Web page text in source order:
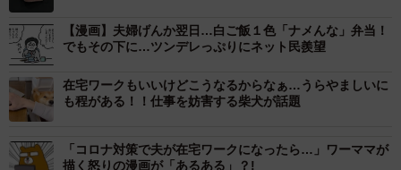
貯金なくなるけどねw」とコメントしています。
「（嫁はんとは）普段からこんなことばかりやっていま
す。いつも2人で笑わせ合ったりふざけたりしております」
と話すゆうさん。「今は新型コロナウイルスで暗いニュー
たいですね」
【漫画】夫婦げんか翌日…白ご飯１色「ナメんな」弁当！
でもその下に…ツンデレっぷりにネット民羨望
在宅ワークもいいけどこうなるからなぁ…うらやましいに
も程がある！！仕事を妨害する柴犬が話題
「コロナ対策で夫が在宅ワークになったら…」ワーママが
描く怒りの漫画が「あるある」？!